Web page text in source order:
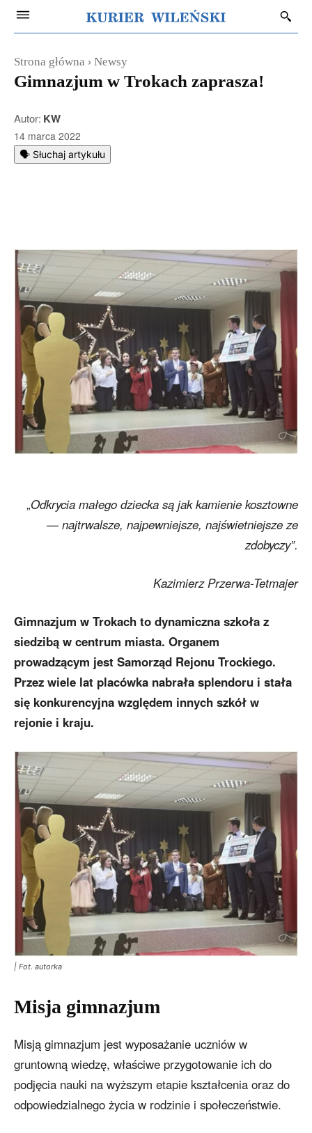
Strona główna Newsy
Gimnazjum w Trokach zaprasza!
Autor: KW
14 marca 2022
🗣️ Słuchaj artykułu
„Odkrycia małego dziecka są jak kamienie kosztowne
— najtrwalsze, najpewniejsze, najświetniejsze ze
zdobyczy”.
Kazimierz Przerwa-Tetmajer
Gimnazjum w Trokach to dynamiczna szkoła z
siedzibą w centrum miasta. Organem
prowadzącym jest Samorząd Rejonu Trockiego.
Przez wiele lat placówka nabrała splendoru i stała
się konkurencyjna względem innych szkół w
rejonie i kraju.
| Fot. autorka
Misja gimnazjum
Misją gimnazjum jest wyposażanie uczniów w
gruntowną wiedzę, właściwe przygotowanie ich do
podjęcia nauki na wyższym etapie kształcenia oraz do
odpowiedzialnego życia w rodzinie i społeczeństwie.